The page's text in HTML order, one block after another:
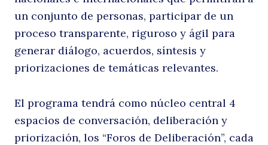
un conjunto de personas, participar de un
proceso transparente, riguroso y ágil para
generar diálogo, acuerdos, síntesis y
priorizaciones de temáticas relevantes.
El programa tendrá como núcleo central 4
espacios de conversación, deliberación y
priorización, los “Foros de Deliberación”, cada